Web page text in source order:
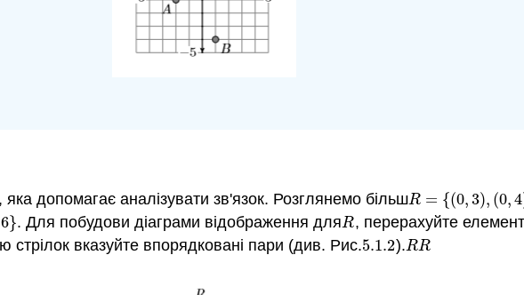
допомагає аналізувати зв'язок. Розглянемо більшR = {(0, 3), (0, 4
R={( 0,3) ,(0, 4),(1
6}. Для побудови діаграми відображення дляR
R, перерахуйте
вказуйте впорядковані пари (див. Рис.5.1.2
5.1.2).R
RR
R